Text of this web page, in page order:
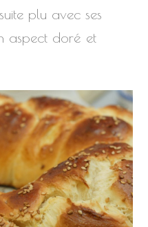
plu avec ses
aspect doré et